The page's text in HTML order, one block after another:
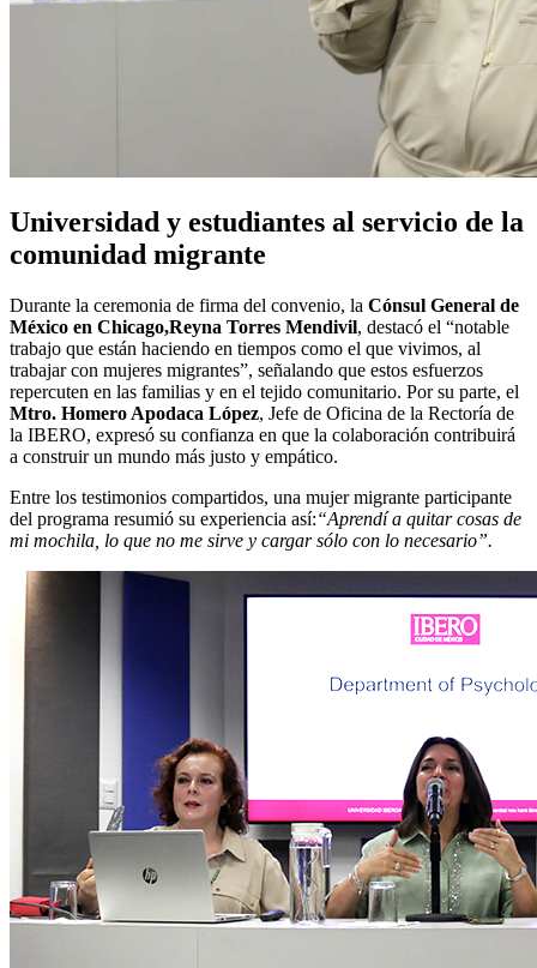
Universidad y estudiantes al servicio de la
comunidad migrante
Durante la ceremonia de firma del convenio, la Cónsul General de
México en Chicago,Reyna Torres Mendivil, destacó el “notable
trabajo que están haciendo en tiempos como el que vivimos, al
trabajar con mujeres migrantes”, señalando que estos esfuerzos
repercuten en las familias y en el tejido comunitario. Por su parte, el
Mtro. Homero Apodaca López, Jefe de Oficina de la Rectoría de
la IBERO, expresó su confianza en que la colaboración contribuirá
a construir un mundo más justo y empático.
Entre los testimonios compartidos, una mujer migrante participante
del programa resumió su experiencia así:“Aprendí a quitar cosas de
mi mochila, lo que no me sirve y cargar sólo con lo necesario”.